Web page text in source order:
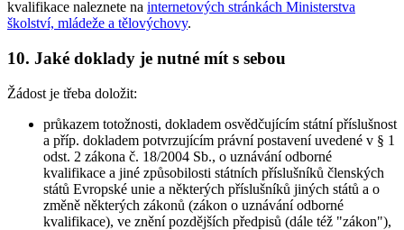
kvalifikace naleznete na internetových stránkách Ministerstva
školství, mládeže a tělovýchovy.
10. Jaké doklady je nutné mít s sebou
Žádost je třeba doložit:
průkazem totožnosti, dokladem osvědčujícím státní příslušnost
a příp. dokladem potvrzujícím právní postavení uvedené v § 1
odst. 2 zákona č. 18/2004 Sb., o uznávání odborné
kvalifikace a jiné způsobilosti státních příslušníků členských
států Evropské unie a některých příslušníků jiných států a o
změně některých zákonů (zákon o uznávání odborné
kvalifikace), ve znění pozdějších předpisů (dále též "zákon"),